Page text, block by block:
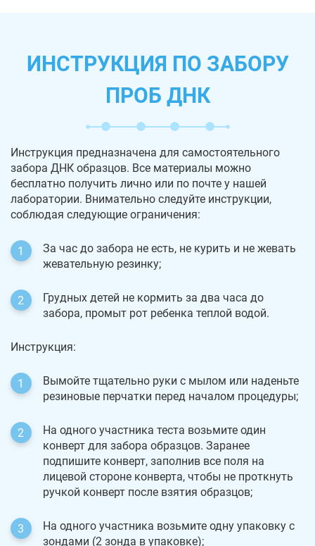
ИНСТРУКЦИЯ ПО ЗАБОРУ
ПРОБ ДНК
Инструкция предназначена для самостоятельного
забора ДНК образцов. Все материалы можно
бесплатно получить лично или по почте у нашей
лаборатории. Внимательно следуйте инструкции,
соблюдая следующие ограничения:
За час до забора не есть, не курить и не жевать
жевательную резинку;
Грудных детей не кормить за два часа до
забора, промыт рот ребенка теплой водой.
Инструкция:
Вымойте тщательно руки с мылом или наденьте
резиновые перчатки перед началом процедуры;
На одного участника теста возьмите один
конверт для забора образцов. Заранее
подпишите конверт, заполнив все поля на
лицевой стороне конверта, чтобы не проткнуть
ручкой конверт после взятия образцов;
На одного участника возьмите одну упаковку с
зондами (2 зонда в упаковке);